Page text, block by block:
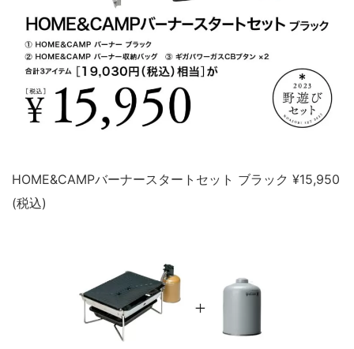
HOME&CAMPバーナースタートセット ブラック ¥15,950
(税込)